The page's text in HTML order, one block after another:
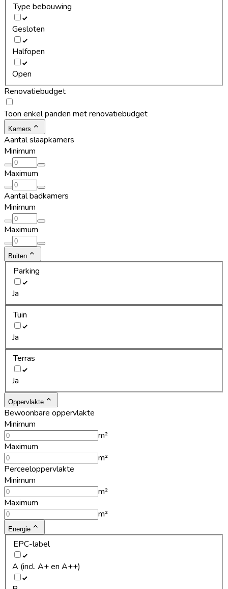
Type bebouwing
Gesloten
Halfopen
Open
Renovatiebudget
Toon enkel panden met renovatiebudget
Kamers
Aantal slaapkamers
Minimum
Maximum
Aantal badkamers
Minimum
Maximum
Buiten
Parking
Ja
Tuin
Ja
Terras
Ja
Oppervlakte
Bewoonbare oppervlakte
Minimum
m²
Maximum
m²
Perceeloppervlakte
Minimum
m²
Maximum
m²
Energie
EPC-label
A (incl. A+ en A++)